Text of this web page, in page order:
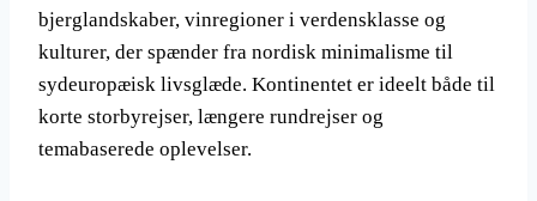
bjerglandskaber, vinregioner i verdensklasse og
kulturer, der spænder fra nordisk minimalisme til
sydeuropæisk livsglæde. Kontinentet er ideelt både til
korte storbyrejser, længere rundrejser og
temabaserede oplevelser.